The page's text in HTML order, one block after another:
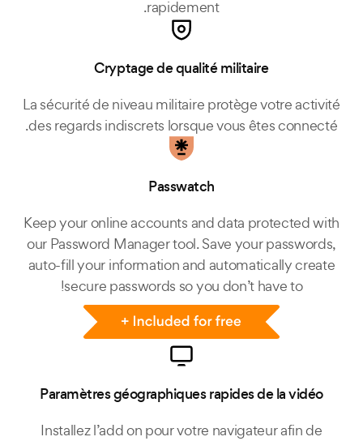
rapidement.
Cryptage de qualité militaire
La sécurité de niveau militaire protège votre activité
des regards indiscrets lorsque vous êtes connecté.
Passwatch
Keep your online accounts and data protected with
our Password Manager tool. Save your passwords,
auto-fill your information and automatically create
secure passwords so you don’t have to!
Paramètres géographiques rapides de la vidéo
Installez l’add on pour votre navigateur afin de